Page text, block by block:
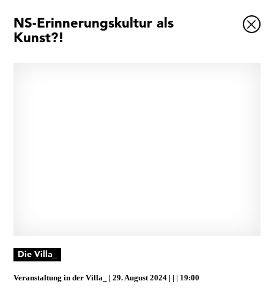
NS-Erinnerungskultur als
Kunst?!
Die Villa_
Veranstaltung in derVilla_ 29. August 2024 19:00
Ausstellungen